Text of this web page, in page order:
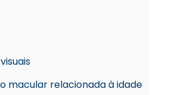
macular relacionada à idade